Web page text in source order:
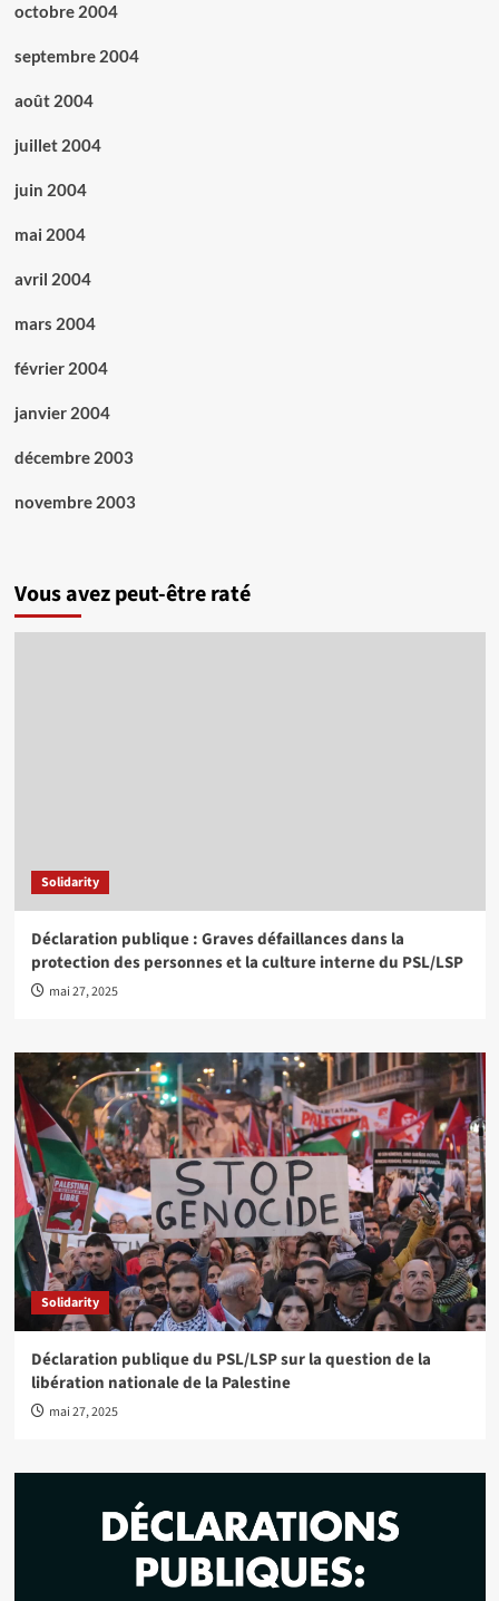
octobre 2004
septembre 2004
août 2004
juillet 2004
juin 2004
mai 2004
avril 2004
mars 2004
février 2004
janvier 2004
décembre 2003
novembre 2003
Vous avez peut-être raté
Solidarity
Déclaration publique : Graves défaillances dans la
protection des personnes et la culture interne du PSL/LSP
mai 27, 2025
Solidarity
Déclaration publique du PSL/LSP sur la question de la
libération nationale de la Palestine
mai 27, 2025